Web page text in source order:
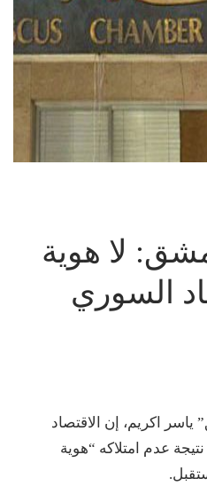
لا هوية
السوري
اكريم، إن الاقتصاد
عدم امتلاكه “هوية